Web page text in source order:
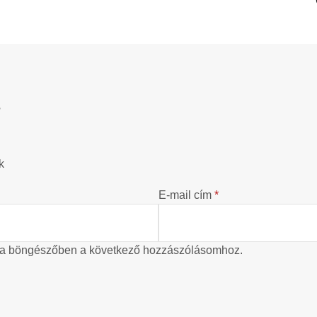
E-mail cím *
böngészőben a következő hozzászólásomhoz.